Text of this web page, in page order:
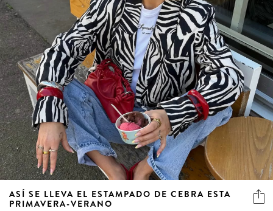
ASÍ SE LLEVA EL ESTAMPADO DE CEBRA ESTA
PRIMAVERA-VERANO